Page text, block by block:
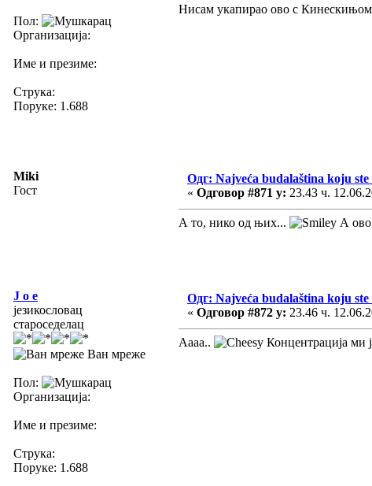
Пол:
Организација:
Име и презиме:
Струка:
Поруке: 1.688
Нисам укапирао ово с
Miki
Гост
Одг: Najveća budalaština koju ste
« Одговор #871 у: 23.43 ч.
А то, нико од њих... А ово
J o e
језикословац
староседелац
Ван мреже
Пол:
Организација:
Име и презиме:
Струка:
Поруке: 1.688
Одг: Najveća budalaština koju ste
« Одговор #872 у: 23.46 ч.
Аааа.. Концентрација ми